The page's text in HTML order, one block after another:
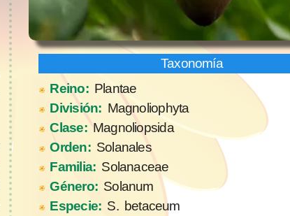
Reino: Plantae
División: Magnoliophyta
Clase: Magnoliopsida
Orden: Solanales
Familia: Solanaceae
Género: Solanum
Especie: S. betaceum